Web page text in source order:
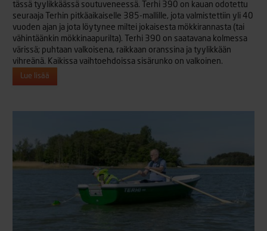
tässä tyylikkäässä soutuveneessä. Terhi 390 on kauan odotettu
seuraaja Terhin pitkäaikaiselle 385-mallille, jota valmistettiin yli 40
vuoden ajan ja jota löytynee miltei jokaisesta mökkirannasta (tai
vähintäänkin mökkinaapurilta). Terhi 390 on saatavana kolmessa
värissä; puhtaan valkoisena, raikkaan oranssina ja tyylikkään
vihreänä. Kaikissa vaihtoehdoissa sisärunko on valkoinen.
Lue lisää